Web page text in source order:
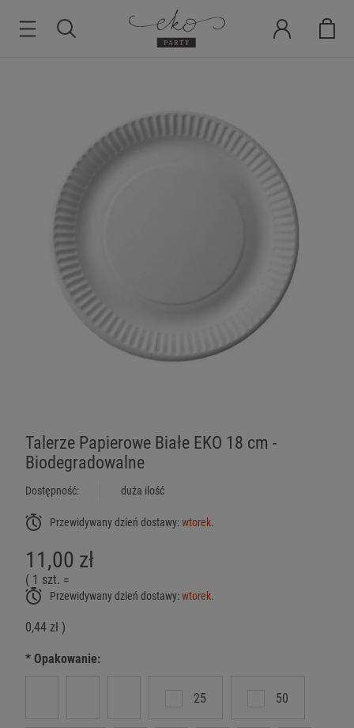
Talerze Papierowe Białe EKO 18 cm -
Biodegradowalne
Dostępność: duża ilość
* Opakowanie:
25 50
Przewidywany dzień dostawy:wtorek.
11,00 zł
( 1 szt. =
Przewidywany dzień dostawy:wtorek.
0,44 zł )